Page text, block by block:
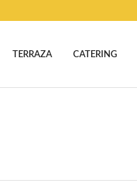
TERRAZA CATERING